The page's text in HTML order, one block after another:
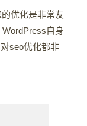
优化是非常友
自身
seo优化都非